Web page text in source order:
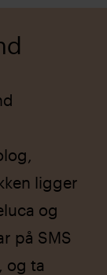
ligger
og
på SMS
og ta